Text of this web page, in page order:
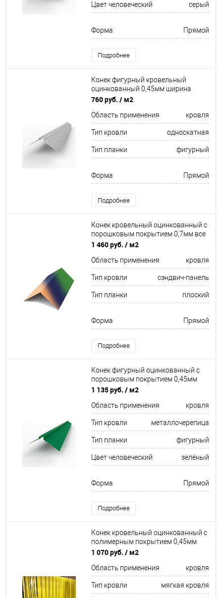
Цвет человеческий серый
Форма Прямой
Подробнее
Конек фигурный кровельный
оцинкованный 0,45мм ширина
более 625 мм
760 руб. / м2
Область применения кровля
Тип кровли односкатная
Тип планки фигурный
Форма Прямой
Подробнее
Конек кровельный оцинкованный с
порошковым покрытием 0,7мм все
цвета RAL
1 460 руб. / м2
Область применения кровля
Тип кровли сэндвич-панель
Тип планки плоский
Форма Прямой
Подробнее
Конек фигурный оцинкованный c
порошковым покрытием 0,45мм
RAL 6029
1 135 руб. / м2
Область применения кровля
Тип кровли металлочерепица
Тип планки фигурный
Цвет человеческий зелёный
Форма Прямой
Подробнее
Конек кровельный оцинкованный c
полимерным покрытием 0,45мм
RAL 3005
1 070 руб. / м2
Область применения кровля
Тип кровли мягкая кровля